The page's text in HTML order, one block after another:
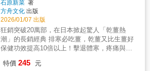
｢DR. Wu，我的腿消腫了！」我看到她的腿真
的明顯變細了，很激動也很高興。實例2一位六
十多歲的猶太人在2008年初被醫生診斷為胰腺
癌跟膽囊癌，活不過六個月。我用太極黃金分
割的共振扶正法替他綜合治療。結果他到2012
年時，狀況還很好，而且已經有六個月沒有做
天則地扶正的針灸方法，有它很獨特的內涵及
眼、嚴重的憂鬱症、精神病、腦源性疾病、類
風濕、紅斑狼瘡乃至癌症等等，並較西方醫學
與一般傳統中醫學有更好的療效。實例1一個德
國婦人的腿已經腫了四十多年，她看過很多西
醫，都治不好。中醫的講法就是脾不能健運，
生了兩個孩子，身體沒有任何不適，就是嚴重
是病人願意自救的決心，也是彼此相互扶持與
行善所匯聚的力量，展現了正氣如何托起陷入
苦難的心靈，為病苦之人照亮療癒道路。身
動、心靜、靈安，使正氣充盈；自助、人助、
天助，喚善善相應。祈願每一位讀者也能感受
到內在的正氣被喚醒，找到希望與安定，並成
為自己與他人生命中那雙溫柔的「聖手」。
癒的例子多不勝數，成功治癒各種難治重症，
如：氣喘、糖尿病、痛風、洗腎，甚至癌症末
期等患者。不僅如此，排寒療法對於慢性身體
不適，像：香港腳、皰疹及異位性皮膚炎等過
敏或皮膚病；不孕症及經期不順等婦科疾病；
暗沉、細紋及白髮；腰痛、肥胖、憂鬱症、失
眠、失智症等都有療效。養生不排寒，一切都
石原新菜 著
方舟文化 出版
2026/01/07 出版
狂銷突破20萬部，在日本掀起驚人「乾薑熱
潮」的長銷經典 排寒必吃薑，乾薑又比生薑好
保健功效提高10倍以上！擊退體寒，疼痛與疾
《神農草本經》、《傷寒論》都記載了其藥
特價 245 元